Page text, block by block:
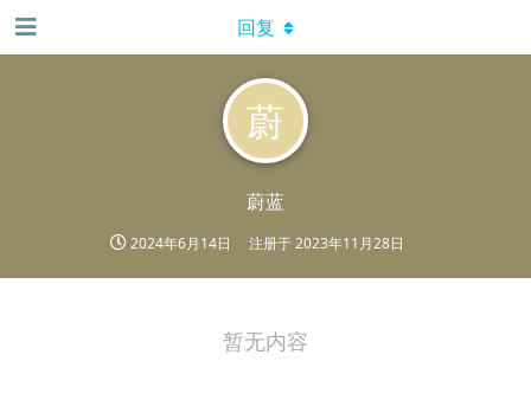
蔚
蔚蓝
2024年6月14日 注册于2023年11月28日
回复
暂无内容